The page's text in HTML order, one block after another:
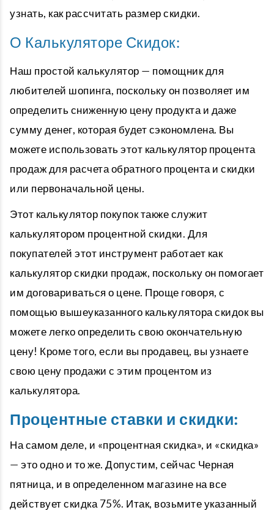
узнать, как рассчитать размер скидки.
О Калькуляторе Скидок:
Наш простой калькулятор — помощник для
любителей шопинга, поскольку он позволяет им
определить сниженную цену продукта и даже
сумму денег, которая будет сэкономлена. Вы
можете использовать этот калькулятор процента
продаж для расчета обратного процента и скидки
или первоначальной цены.
Этот калькулятор покупок также служит
калькулятором процентной скидки. Для
покупателей этот инструмент работает как
калькулятор скидки продаж, поскольку он помогает
им договариваться о цене. Проще говоря, с
помощью вышеуказанного калькулятора скидок вы
можете легко определить свою окончательную
цену! Кроме того, если вы продавец, вы узнаете
свою цену продажи с этим процентом из
калькулятора.
Процентные ставки и скидки:
На самом деле, и «процентная скидка», и «скидка»
— это одно и то же. Допустим, сейчас Черная
пятница, и в определенном магазине на все
действует скидка 75%. Итак, возьмите указанный